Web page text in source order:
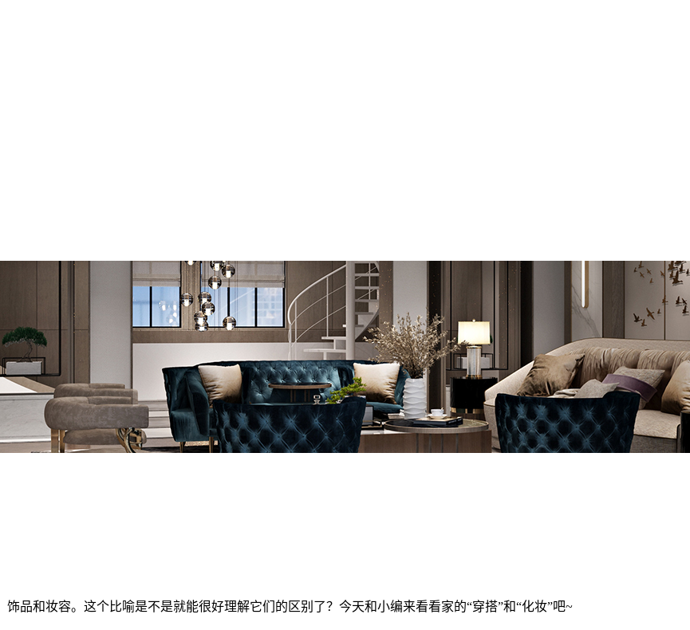
品和妆容。这个比喻是不是就能很好理解它们的区别了？今天和小编来看看家的“穿搭”和“化妆”吧~